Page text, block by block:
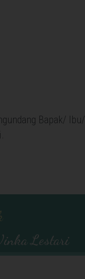
Bapak/ Ibu/
Lestari